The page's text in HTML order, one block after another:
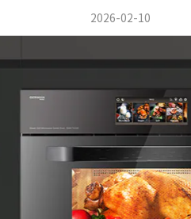
2026-02-10